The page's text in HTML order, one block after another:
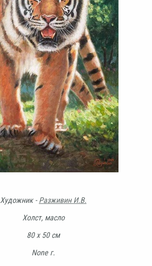
Художник - Разживин И.В.
Холст, масло
80 х 50 см
None г.